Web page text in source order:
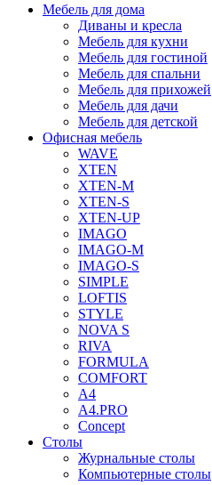
Мебель для дома
Диваны и кресла
Мебель для кухни
Мебель для гостиной
Мебель для спальни
Мебель для прихожей
Мебель для дачи
Мебель для детской
Офисная мебель
WAVE
XTEN
XTEN-M
XTEN-S
XTEN-UP
IMAGO
IMAGO-M
IMAGO-S
SIMPLE
LOFTIS
STYLE
NOVA S
RIVA
FORMULA
COMFORT
A4
A4.PRO
Concept
Столы
Журнальные столы
Компьютерные столы